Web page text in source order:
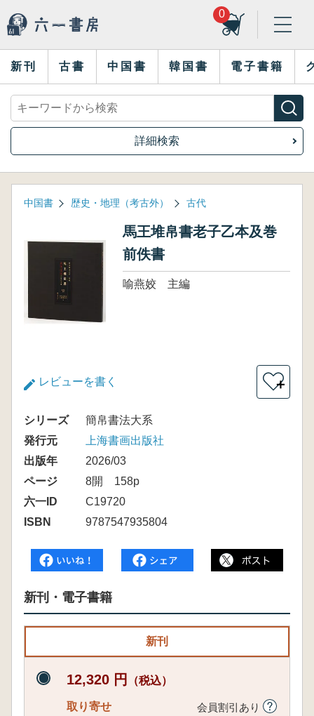
0
新刊 古書 中国書 韓国書 電子書籍
詳細検索
中国書 歴史・地理（考古外） 古代
馬王堆帛書老子乙本及巻
前佚書
喻燕姣 主編
レビューを書く ＋
シリーズ
簡帛書法大系
発行元
上海書画出版社
出版年
2026/03
ページ
8開 158p
六一ID
C19720
ISBN
9787547935804
新刊・電子書籍
新刊
12,320 円 （税込）
取り寄せ 会員割引あり